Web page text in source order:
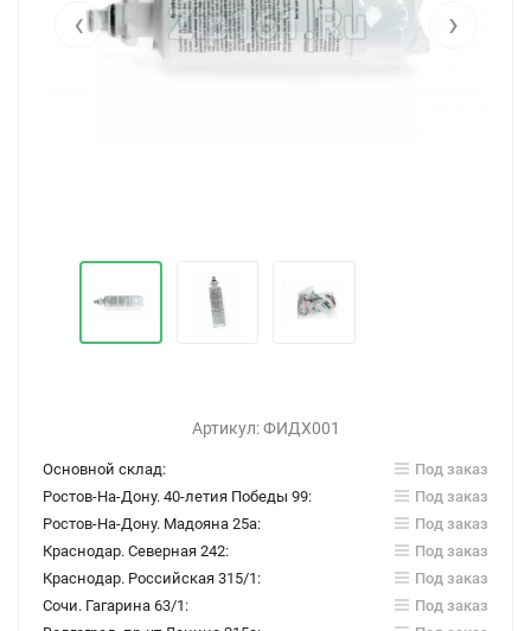
‹ ›
Артикул:ФИДХ001
Основной склад:
Под заказ
Ростов-На-Дону. 40-летия Победы 99:
Под заказ
Ростов-На-Дону. Мадояна 25а:
Под заказ
Краснодар. Северная 242:
Под заказ
Краснодар. Российская 315/1:
Под заказ
Сочи. Гагарина 63/1:
Под заказ